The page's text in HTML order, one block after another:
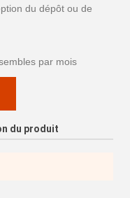
du dépôt ou de
par mois
du produit